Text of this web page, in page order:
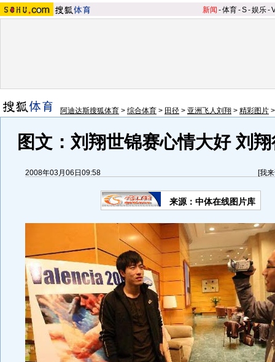
新闻 -体育-S-娱乐-
阿迪达斯搜狐体育 > 综合体育 > 田径 > 亚洲飞人刘翔 > 精彩图片
图文：刘翔世锦赛心情大好 刘
2008年03月06日09:58 [我
来源：中体在线图片库